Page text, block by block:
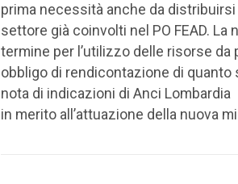
prima necessità anche da
settore già coinvolti nel PO FEAD. La
termine per l’utilizzo delle risorse da
obbligo di rendicontazione di quanto
nota di indicazioni di Anci Lombardia
in merito all’attuazione della nuova